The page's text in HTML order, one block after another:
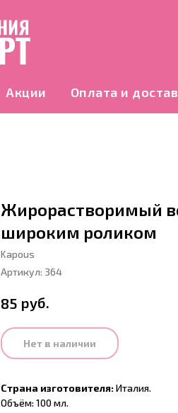
Акции Оплата и
Жирорастворимый
широким роликом
Kapous
Артикул: 364
85 руб.
Нет в наличии
Страна изготовителя:Италия.
Объём: 100 мл.